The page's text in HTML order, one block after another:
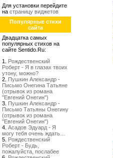
Для установки перейдите
на страницу виджетов
Популярные стихи
сайта
Двадцатка самых
популярных стихов на
сайте Sentido.Ru:
1. Рождественский
Роберт - Я в глазах твоих
утону, можно?
2. Пушкин Александр -
Письмо Онегина Татьяне
(отрывок из романа
"Евгений Онегин")
3. Пушкин Александр -
Письмо Татьяны Онегину
(отрывок из романа
"Евгений Онегин")
4. Асадов Эдуард - Я
могу тебя очень ждать…
5. Рождественский
Роберт - Будь,
пожалуйста, послабее